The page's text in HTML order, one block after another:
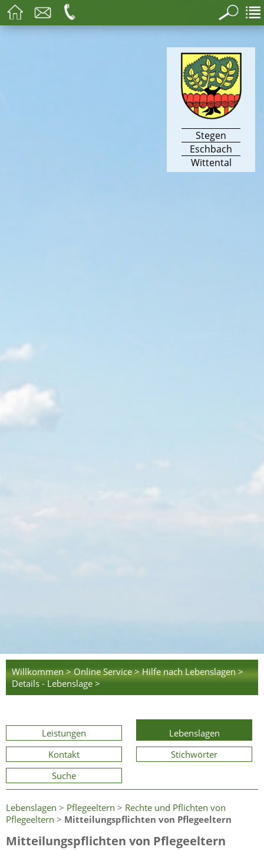
Stegen
Eschbach
Wittental
Willkommen > Online Service > Hilfe nach Lebenslagen >
Details - Lebenslage >
Leistungen
Lebenslagen
Kontakt
Stichwörter
Suche
Lebenslagen > Pflegeeltern > Rechte und Pflichten von
Pflegeeltern > Mitteilungspflichten von Pflegeeltern
Mitteilungspflichten von Pflegeeltern